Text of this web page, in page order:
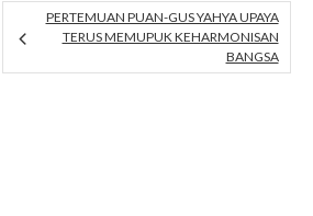
PERTEMUAN PUAN-GUS YAHYA UPAYA
TERUS MEMUPUK KEHARMONISAN
BANGSA